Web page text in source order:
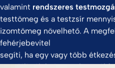
valamint rendszeres
testtömeg és a testzsír
izomtömeg növelhető. A
fehérjebevitel
segíti, ha egy vagy több